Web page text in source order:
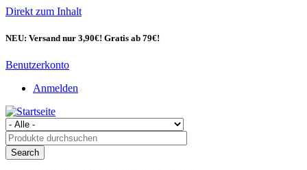
Direkt zum Inhalt
NEU: Versand nur 3,90€! Gratis ab 79€!
Benutzerkonto
Anmelden